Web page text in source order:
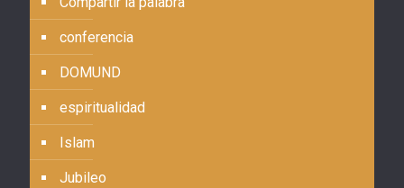
conferencia
DOMUND
espiritualidad
Islam
Jubileo